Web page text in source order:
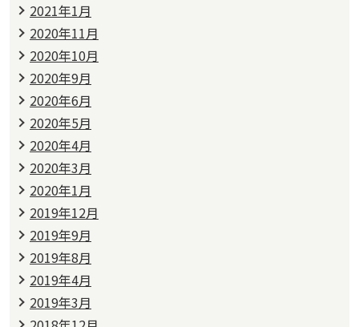
2021年1月
2020年11月
2020年10月
2020年9月
2020年6月
2020年5月
2020年4月
2020年3月
2020年1月
2019年12月
2019年9月
2019年8月
2019年4月
2019年3月